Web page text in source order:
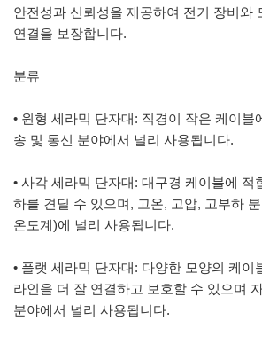
안전성과 신뢰성을 제공하여 전기 장비와
연결을 보장합니다.
분류
• 원형 세라믹 단자대: 직경이 작은 케이블
송 및 통신 분야에서 널리 사용됩니다.
• 사각 세라믹 단자대: 대구경 케이블에 적
하를 견딜 수 있으며, 고온, 고압, 고부하
온도계)에 널리 사용됩니다.
• 플랫 세라믹 단자대: 다양한 모양의 케이
라인을 더 잘 연결하고 보호할 수 있으며
분야에서 널리 사용됩니다.